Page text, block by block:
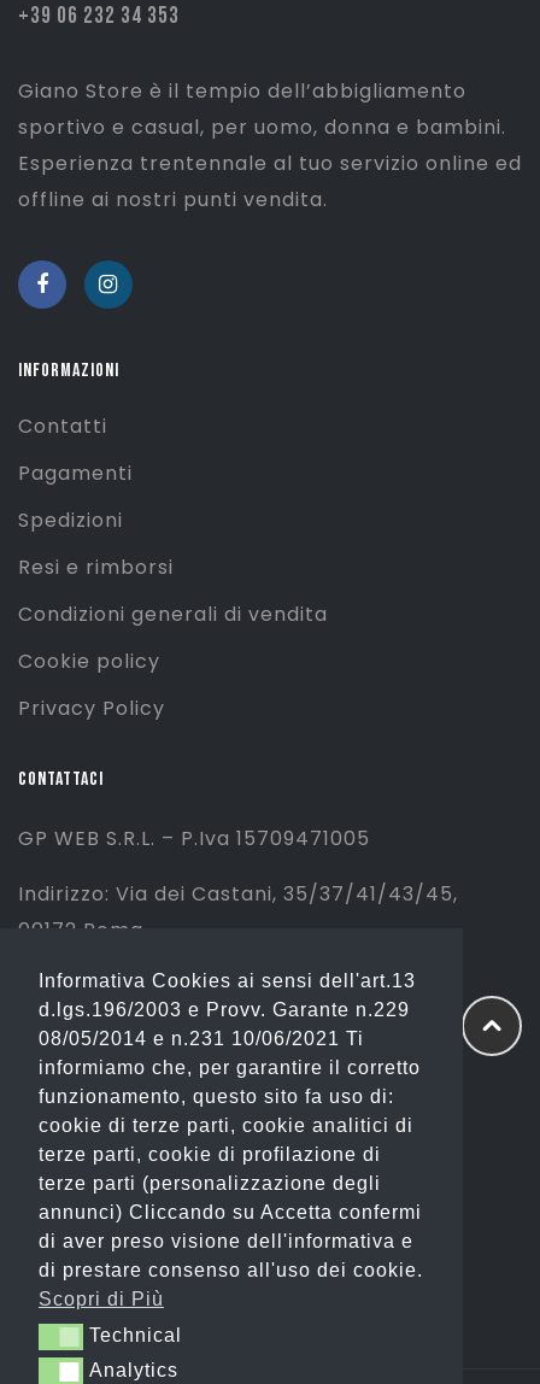
+39 06 232 34 353
Giano Store è il tempio dell’abbigliamento
sportivo e casual, per uomo, donna e bambini.
Esperienza trentennale al tuo servizio online ed
offline ai nostri punti vendita.
INFORMAZIONI
Contatti
Pagamenti
Spedizioni
Resi e rimborsi
Condizioni generali di vendita
Cookie policy
Privacy Policy
CONTATTACI
GP WEB S.R.L. – P.Iva 15709471005
Indirizzo: Via dei Castani, 35/37/41/43/45,
00172 Roma
Tel: 06 2310844 (Sport) – 06 23234353
(Fashion)
Email: info@gianostore.com
ORARI
Dal Lunedì al Venerdì 09:00-20:00.
Sabato 09:00-13:00 e 16:00-20:00.
Domenica Chiuso
Informativa Cookies ai sensi dell'art.13
d.lgs.196/2003 e Provv. Garante n.229
08/05/2014 e n.231 10/06/2021 Ti
informiamo che, per garantire il corretto
funzionamento, questo sito fa uso di:
cookie di terze parti, cookie analitici di
terze parti, cookie di profilazione di
terze parti (personalizzazione degli
annunci) Cliccando su Accetta confermi
di aver preso visione dell'informativa e
di prestare consenso all'uso dei cookie.
Scopri di Più
TechnicalTechnical
AnalyticsAnalytics